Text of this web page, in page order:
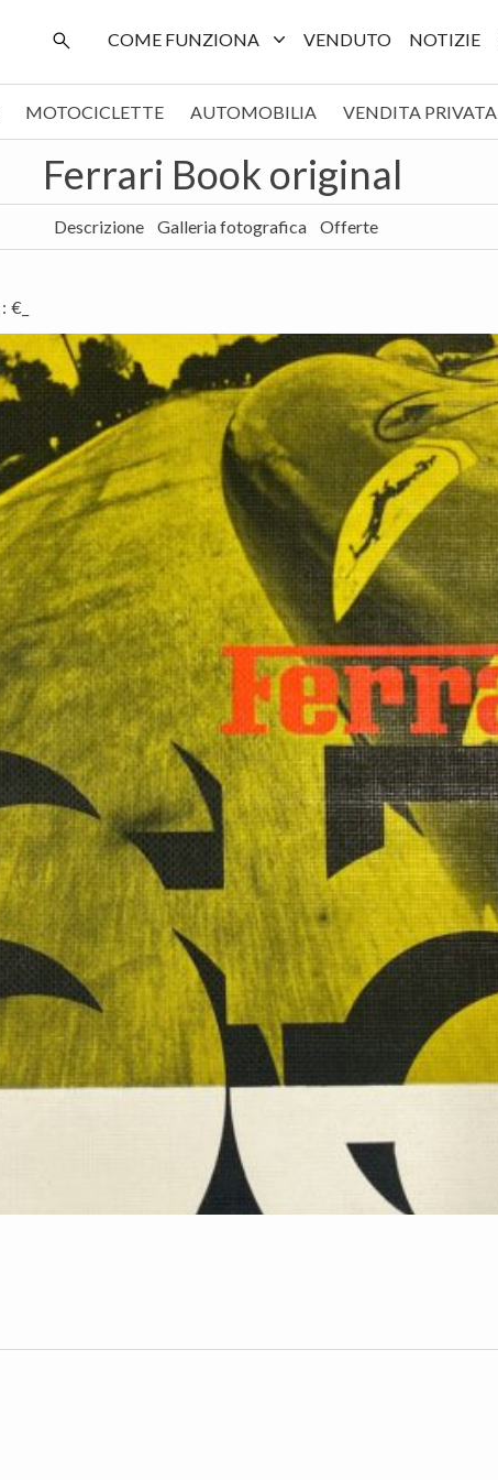
COME FUNZIONA VENDUTO NOTIZIE
MOTOCICLETTE AUTOMOBILIA VENDITA PRIVATA
Ferrari Book original
Descrizione Galleria fotografica Offerte
: €_